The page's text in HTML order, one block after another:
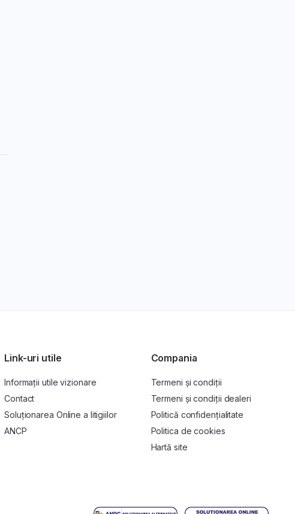
Link-uri utile
Informații utile vizionare
Contact
Soluționarea Online a litigiilor
ANCP
Compania
Termeni și condiții
Termeni și condiții dealeri
Politică confidențialitate
Politica de cookies
Hartă site